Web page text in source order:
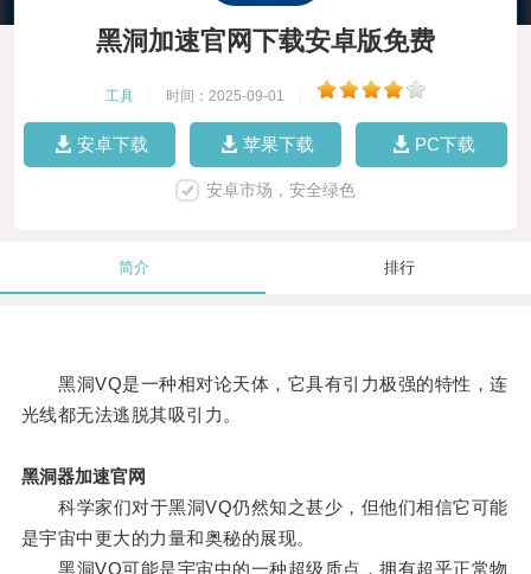
黑洞加速官网下载安卓版免费
工具 时间：2025-09-01
安卓下载 苹果下载 PC下载
安卓市场，安全绿色
简介 排行
黑洞VQ是一种相对论天体，它具有引力极强的特性，连
光线都无法逃脱其吸引力。
黑洞器加速官网
科学家们对于黑洞VQ仍然知之甚少，但他们相信它可能
是宇宙中更大的力量和奥秘的展现。
黑洞VQ可能是宇宙中的一种超级质点，拥有超乎正常物